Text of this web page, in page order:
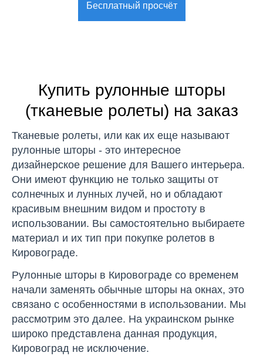
Бесплатный просчёт
Купить рулонные шторы
(тканевые ролеты) на заказ
Тканевые ролеты, или как их еще называют
рулонные шторы - это интересное
дизайнерское решение для Вашего интерьера.
Они имеют функцию не только защиты от
солнечных и лунных лучей, но и обладают
красивым внешним видом и простоту в
использовании. Вы самостоятельно выбираете
материал и их тип при покупке ролетов в
Кировограде.
Рулонные шторы в Кировограде со временем
начали заменять обычные шторы на окнах, это
связано с особенностями в использовании. Мы
рассмотрим это далее. На украинском рынке
широко представлена данная продукция,
Кировоград не исключение.